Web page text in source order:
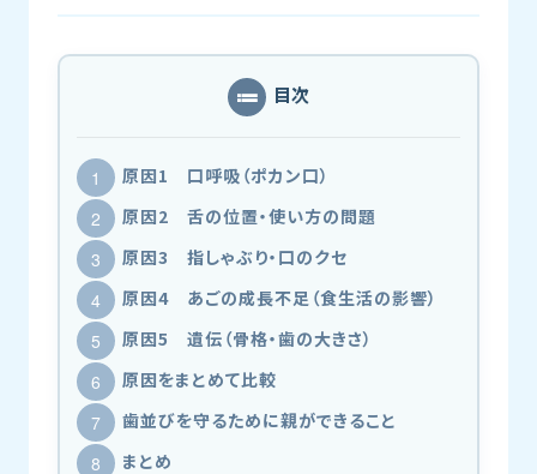
目次
原因1 口呼吸（ポカン口）
原因2 舌の位置・使い方の問題
原因3 指しゃぶり・口のクセ
原因4 あごの成長不足（食生活の影響）
原因5 遺伝（骨格・歯の大きさ）
原因をまとめて比較
歯並びを守るために親ができること
まとめ